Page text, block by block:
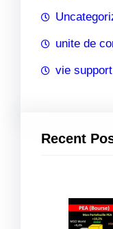
unite de
vie support
Recent